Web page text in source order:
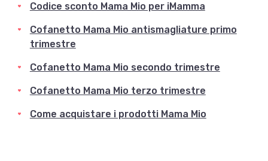
Codice sconto Mama Mio per iMamma
Cofanetto Mama Mio antismagliature primo
trimestre
Cofanetto Mama Mio secondo trimestre
Cofanetto Mama Mio terzo trimestre
Come acquistare i prodotti Mama Mio